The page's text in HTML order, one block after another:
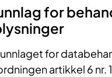
for
for
artikkel 6 nr.